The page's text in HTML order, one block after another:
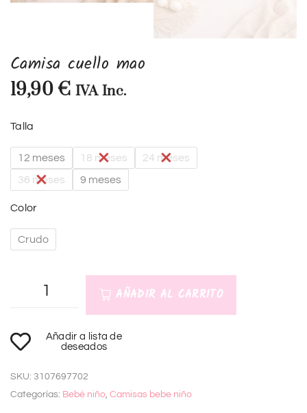
Camisa cuello mao
19,90 € IVA Inc.
Talla
12 meses 18 meses
24 meses
36 meses
9 meses
Color
Crudo
AÑADIR AL CARRITO
l
e
r
Añadir a lista de
deseados
SKU: 3107697702
Categorías: Bebé niño Camisas bebe niño